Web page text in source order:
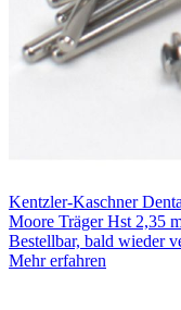
Kentzler-Kaschner
Moore Träger Hst 2,35
Bestellbar, bald wieder
Mehr erfahren